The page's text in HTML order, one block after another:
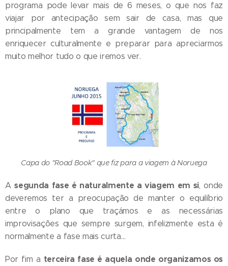
programa pode levar mais de 6 meses, o que nos faz
viajar por antecipação sem sair de casa, mas que
principalmente tem a grande vantagem de nos
enriquecer culturalmente e preparar para apreciarmos
muito melhor tudo o que iremos ver.
Capa do "Road Book" que fiz para a viagem à Noruega
Asegunda fase é naturalmente a viagem em si, onde
deveremos ter a preocupação de manter o equilíbrio
entre o plano que traçámos e as necessárias
improvisações que sempre surgem, infelizmente esta é
normalmente a fase mais curta…
Por fim a terceira fase é aquela onde organizamos os